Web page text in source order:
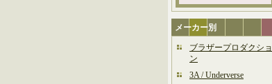
メーカー別
ブラザープロダクショ
ン
3A / Underverse